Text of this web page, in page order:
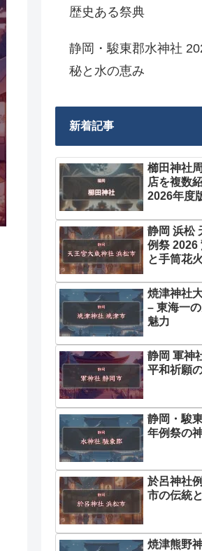
歴史ある祭典
静岡・駿東郡水神社
秘と水の恵み
新着記事
櫛田神社
店を複数
2026年度
静岡 浜松
例祭 2026
と手筒花火
焼津神社
– 東海一
魅力
静岡 軍神
平和祈願
静岡・駿
年例祭の
於呂神社
市の伝統
焼津熊野